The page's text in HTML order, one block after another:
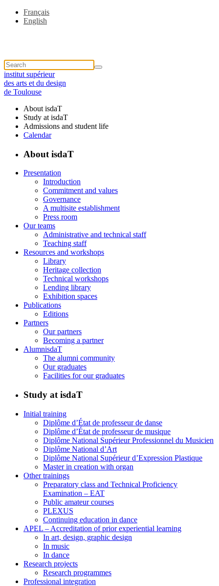
Français
English
institut supérieur
des arts et du design
de Toulouse
About isdaT
Study at isdaT
Admissions and student life
Calendar
About isdaT
Presentation
Introduction
Commitment and values
Governance
A multisite establishment
Press room
Our teams
Administrative and technical staff
Teaching staff
Resources and workshops
Library
Heritage collection
Technical workshops
Lending library
Exhibition spaces
Publications
Editions
Partners
Our partners
Becoming a partner
AlumnisdaT
The alumni community
Our graduates
Facilities for our graduates
Study at isdaT
Initial training
Diplôme d’État de professeur de danse
Diplôme d’État de professeur de musique
Diplôme National Supérieur Professionnel du Musicien
Diplôme National d’Art
Diplôme National Supérieur d’Expression Plastique
Master in creation with organ
Other trainings
Preparatory class and Technical Proficiency
Examination – EAT
Public amateur courses
PLEXUS
Continuing education in dance
APEL – Accreditation of prior experiential learning
In art, design, graphic design
In music
In dance
Research projects
Research programmes
Professional integration